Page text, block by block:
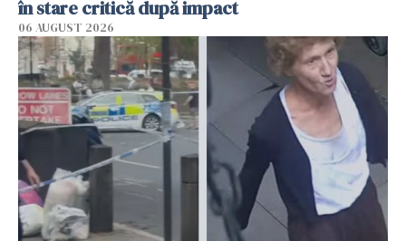
în stare critică după impact
06 AUGUST 2026